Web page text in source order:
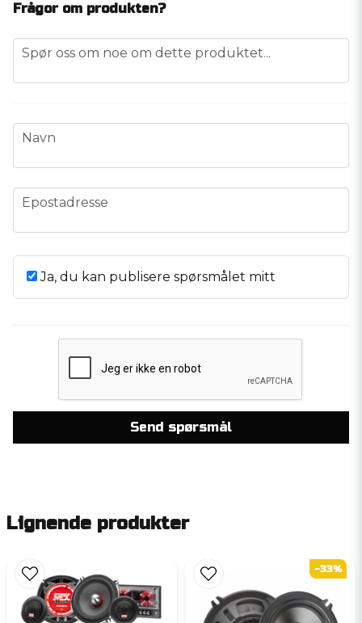
Frågor om produkten?
question
Spør oss om noe om dette produktet...
name
Navn
email
Epostadresse
Ja, du kan publisere spørsmålet mitt
Send spørsmål
Lignende produkter
-33%